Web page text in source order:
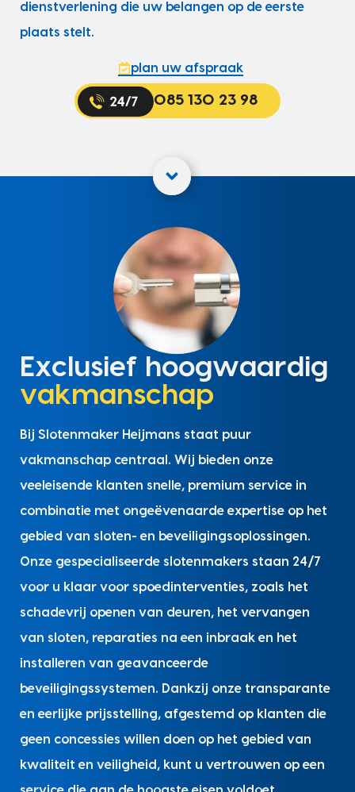
dienstverlening die uw belangen op de eerste
plaats stelt.
plan uw afspraak
085 130 23 98
Exclusief hoogwaardig
vakmanschap
Bij Slotenmaker Heijmans staat puur
vakmanschap centraal. Wij bieden onze
veeleisende klanten snelle, premium service in
combinatie met ongeëvenaarde expertise op het
gebied van sloten- en beveiligingsoplossingen.
Onze gespecialiseerde slotenmakers staan 24/7
voor u klaar voor spoedinterventies, zoals het
schadevrij openen van deuren, het vervangen
van sloten, reparaties na een inbraak en het
installeren van geavanceerde
beveiligingssystemen. Dankzij onze transparante
en eerlijke prijsstelling, afgestemd op klanten die
geen concessies willen doen op het gebied van
kwaliteit en veiligheid, kunt u vertrouwen op een